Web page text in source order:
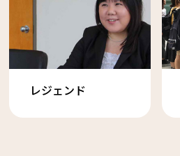
レジェンド